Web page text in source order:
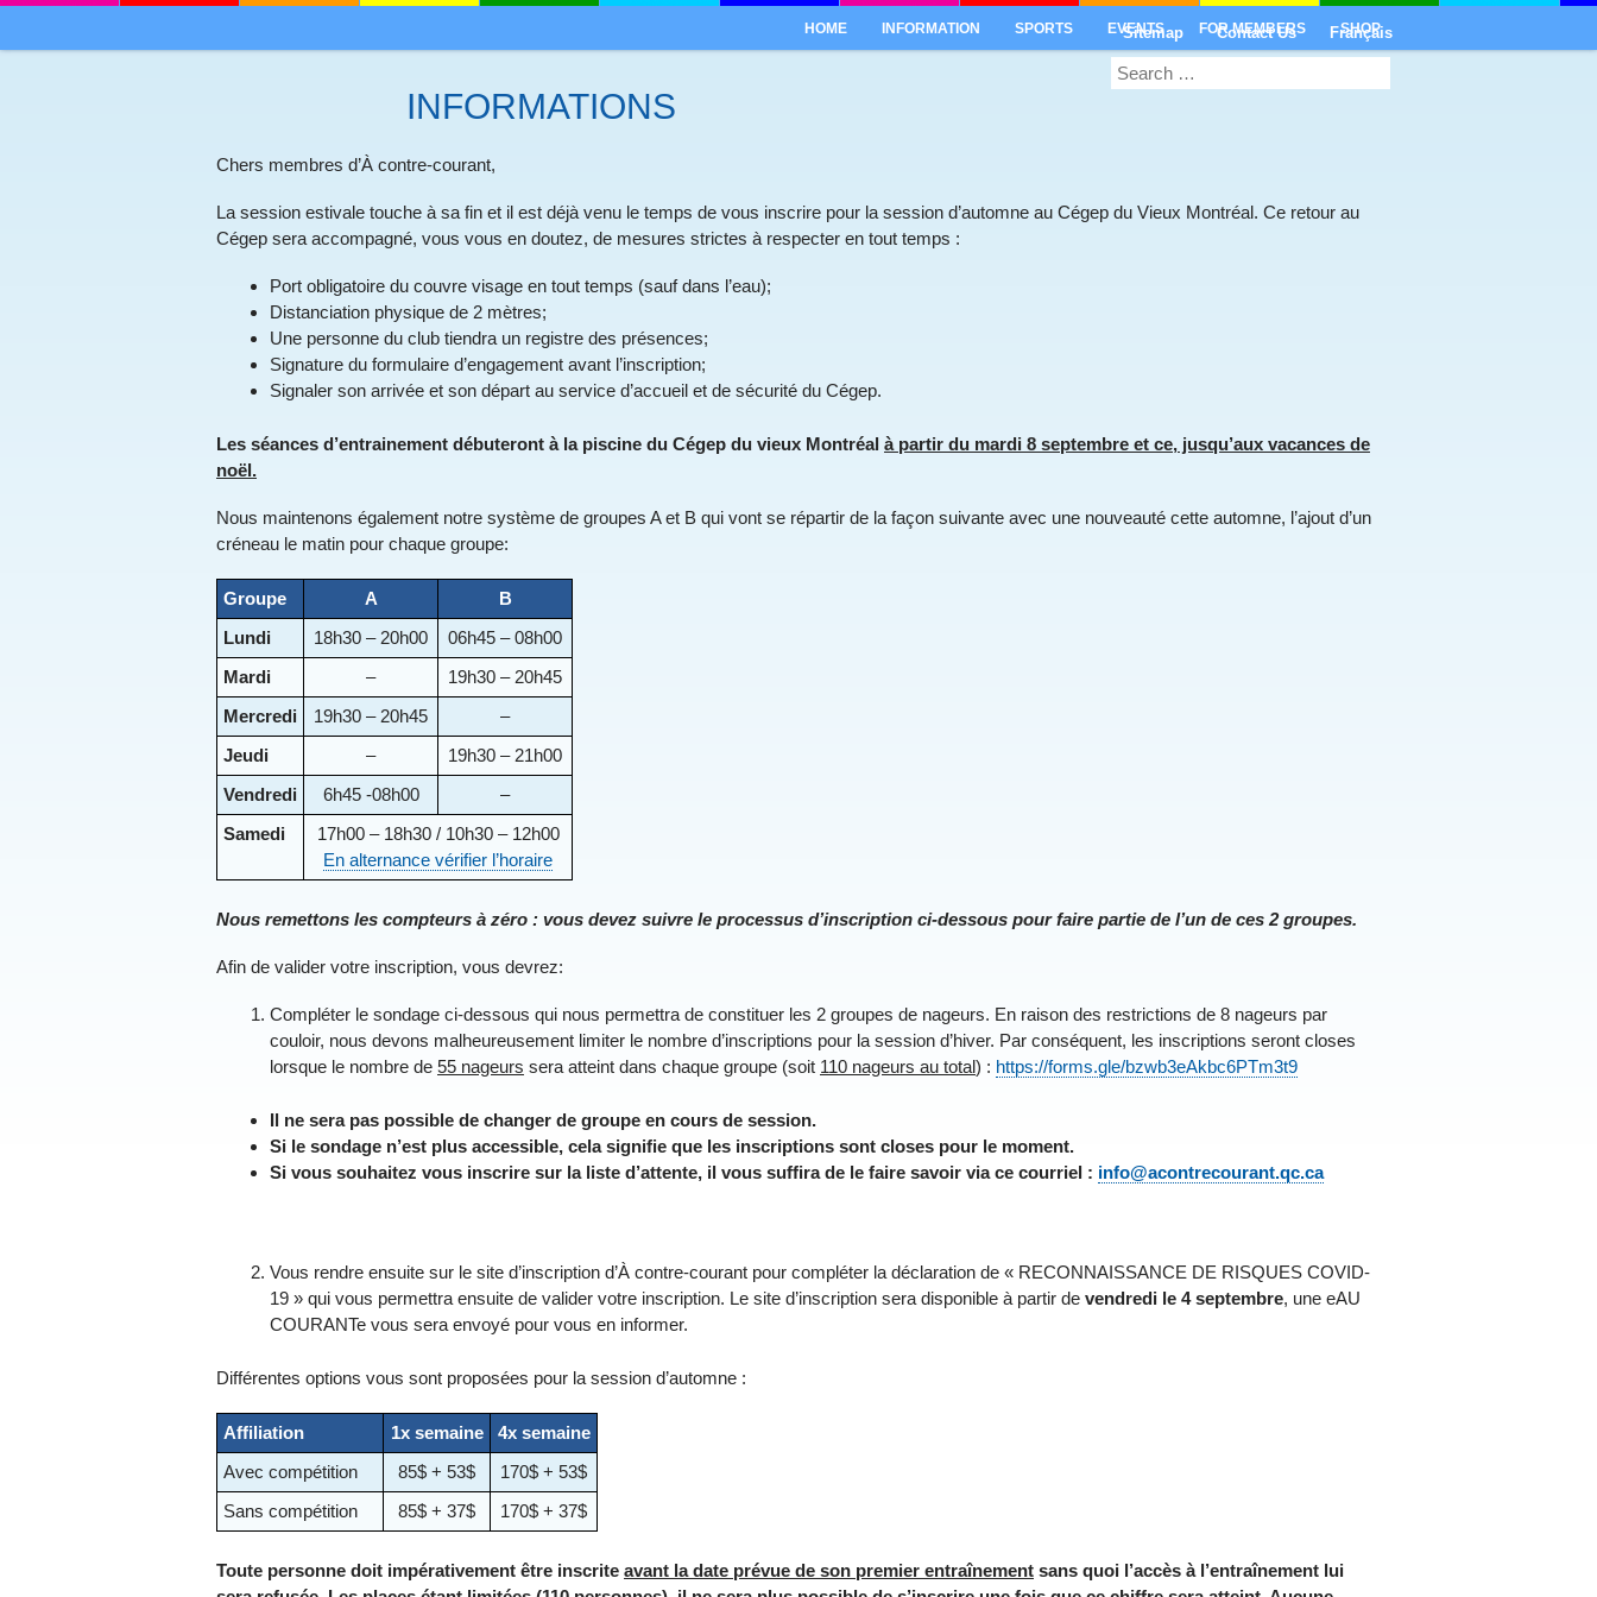
HOME INFORMATION SPORTS EVENTS FOR MEMBERS SHOP
INFORMATIONS
Chers membres d’À contre-courant,
La session estivale touche à sa fin et il est déjà venu le temps de vous inscrire pour la session d’automne au Cégep du Vieux Montréal. Ce retour au
Cégep sera accompagné, vous vous en doutez, de mesures strictes à respecter en tout temps :
Port obligatoire du couvre visage en tout temps (sauf dans l’eau);
Distanciation physique de 2 mètres;
Une personne du club tiendra un registre des présences;
Signature du formulaire d’engagement avant l’inscription;
Signaler son arrivée et son départ au service d’accueil et de sécurité du Cégep.
Les séances d’entrainement débuteront à la piscine du Cégep du vieux Montréal à partir du mardi 8 septembre et ce, jusqu’aux vacances de
noël.
Nous maintenons également notre système de groupes A et B qui vont se répartir de la façon suivante avec une nouveauté cette automne, l’ajout d’un
créneau le matin pour chaque groupe:
Groupe A
B
Lundi
18h30 – 20h00
06h45 – 08h00
Mardi
–
19h30 – 20h45
Mercredi
19h30 – 20h45
–
Jeudi
–
19h30 – 21h00
Vendredi
6h45 -08h00
–
Samedi
17h00 – 18h30 / 10h30 – 12h00
En alternance vérifier l’horaire
Nous remettons les compteurs à zéro : vous devez suivre le processus d’inscription ci-dessous pour faire partie de l’un de ces 2 groupes.
Afin de valider votre inscription, vous devrez:
Compléter le sondage ci-dessous qui nous permettra de constituer les 2 groupes de nageurs. En raison des restrictions de 8 nageurs par
couloir, nous devons malheureusement limiter le nombre d’inscriptions pour la session d’hiver. Par conséquent, les inscriptions seront closes
lorsque le nombre de 55 nageurs sera atteint dans chaque groupe (soit 110 nageurs au total) : https://forms.gle/bzwb3eAkbc6PTm3t9
Il ne sera pas possible de changer de groupe en cours de session.
Si le sondage n’est plus accessible, cela signifie que les inscriptions sont closes pour le moment.
Si vous souhaitez vous inscrire sur la liste d’attente, il vous suffira de le faire savoir via ce courriel : info@acontrecourant.qc.ca
Vous rendre ensuite sur le site d’inscription d’À contre-courant pour compléter la déclaration de « RECONNAISSANCE DE RISQUES COVID-
19 » qui vous permettra ensuite de valider votre inscription. Le site d’inscription sera disponible à partir de vendredi le 4 septembre, une eAU
COURANTe vous sera envoyé pour vous en informer.
Différentes options vous sont proposées pour la session d’automne :
Affiliation 1x semaine
4x semaine
Avec compétition
85$ + 53$
170$ + 53$
Sans compétition
85$ + 37$ 170$ + 37$
Toute personne doit impérativement être inscrite avant la date prévue de son premier entraînement sans quoi l’accès à l’entraînement lui
Sitemap Contact Us Français